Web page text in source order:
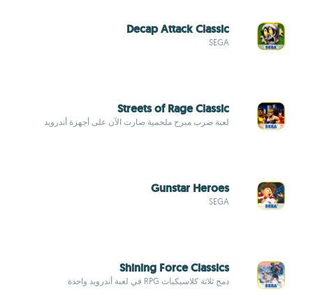
Decap Attack Classic
SEGA
Streets of Rage Classic
لعبة ضرب مبرح ملحمية صارت الآن على أجهزة أندرويد
Gunstar Heroes
SEGA
Shining Force Classics
دمج ثلاثة كلاسيكيات RPG في لعبة أندرويد واحدة